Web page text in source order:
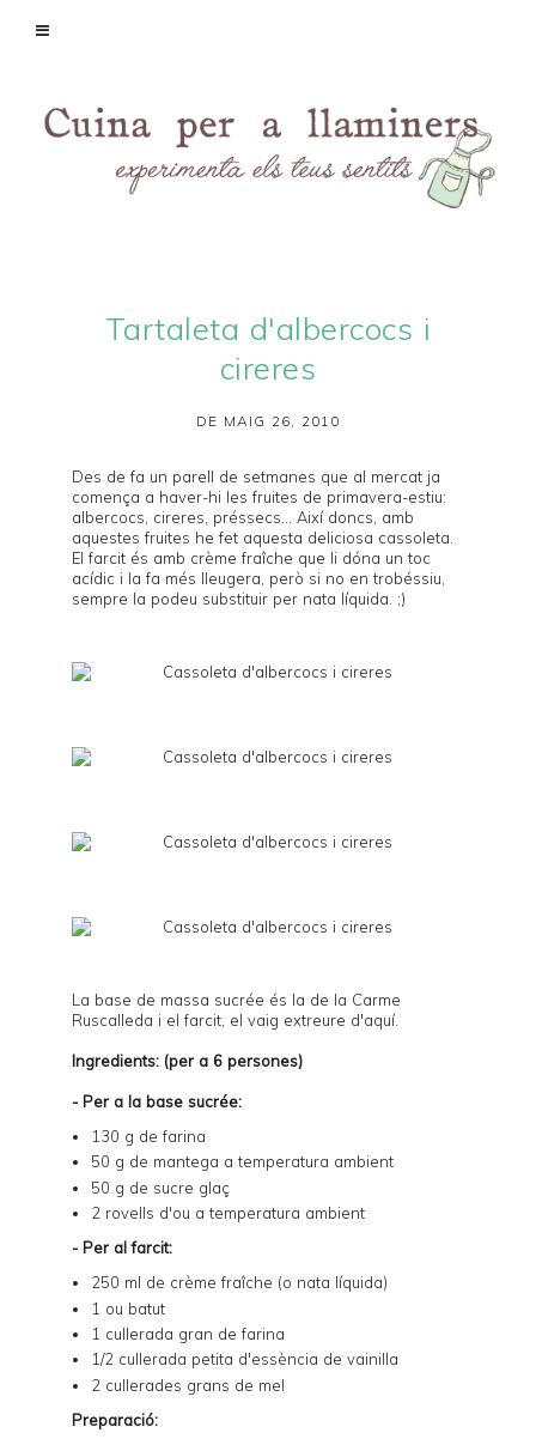
Tartaleta d'albercocs i
cireres
DE MAIG 26, 2010
Des de fa un parell de setmanes que al mercat ja
comença a haver-hi les fruites de primavera-estiu:
albercocs, cireres, préssecs... Així doncs, amb
aquestes fruites he fet aquesta deliciosa cassoleta.
El farcit és amb crème fraîche que li dóna un toc
acídic i la fa més lleugera, però si no en trobéssiu,
sempre la podeu substituir per nata líquida. ;)
La base de massa sucrée és la de la Carme
Ruscalleda i el farcit, el vaig extreure d'aquí.
Ingredients: (per a 6 persones)
- Per a la base sucrée:
130 g de farina
50 g de mantega a temperatura ambient
50 g de sucre glaç
2 rovells d'ou a temperatura ambient
- Per al farcit:
250 ml de crème fraîche (o nata líquida)
1 ou batut
1 cullerada gran de farina
1/2 cullerada petita d'essència de vainilla
2 cullerades grans de mel
Preparació: